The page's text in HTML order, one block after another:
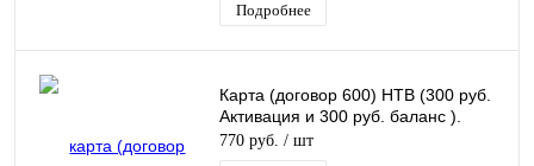
Подробнее
Карта (договор 600) НТВ (300 руб.
Активация и 300 руб. баланс ).
770 руб. / шт